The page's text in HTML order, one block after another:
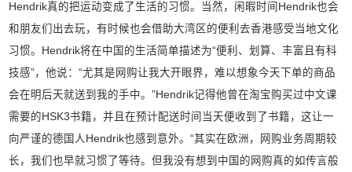
Hendrik真的把运动变成了生活的习惯。当然，闲暇时间Hendrik也会
和朋友们出去玩，有时候也会借助大湾区的便利去香港感受当地文化
习惯。Hendrik将在中国的生活简单描述为“便利、划算、丰富且有科
技感”，他说：“尤其是网购让我大开眼界，难以想象今天下单的商品
会在明后天就送到我的手中。”Hendrik记得他曾在淘宝购买过中文课
需要的HSK3书籍，并且在预计配送时间当天便收到了书籍，这让一
向严谨的德国人Hendrik也感到意外。“其实在欧洲，网购业务周期较
长，我们也早就习惯了等待。但我没有想到中国的网购真的如传言般